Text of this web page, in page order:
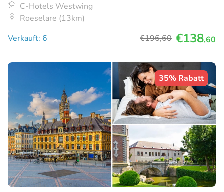
C-Hotels Westwing
Roeselare (13km)
Verkauft: 6
€196,60 €138,60
35% Rabatt